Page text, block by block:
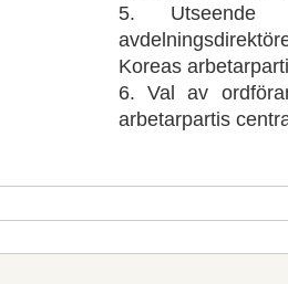
5. Utseende
Koreas
6. Val av
arbetarpartis